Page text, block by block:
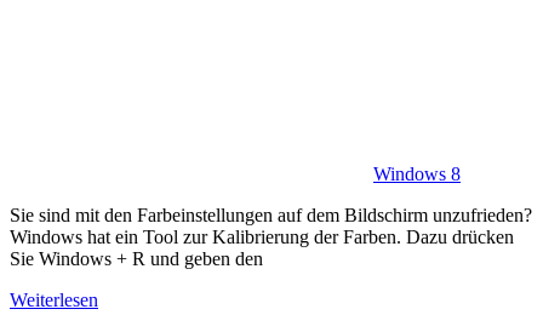
Windows 8
Sie sind mit den Farbeinstellungen auf dem Bildschirm unzufrieden?
Windows hat ein Tool zur Kalibrierung der Farben. Dazu drücken
Sie Windows + R und geben den
Weiterlesen